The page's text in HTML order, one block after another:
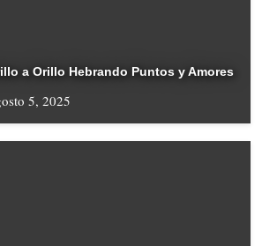
a Orillo Hebrando Puntos y Amores
5, 2025